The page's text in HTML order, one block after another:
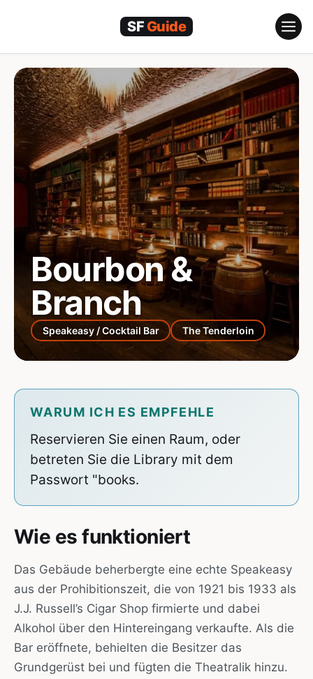
Bourbon &
Branch
Speakeasy / Cocktail Bar The Tenderloin
Wie es funktioniert
Das Gebäude beherbergte eine echte Speakeasy
aus der Prohibitionszeit, die von 1921 bis 1933 als
J.J. Russell’s Cigar Shop firmierte und dabei
Alkohol über den Hintereingang verkaufte. Als die
Bar eröffnete, behielten die Besitzer das
Grundgerüst bei und fügten die Theatralik hinzu.
WARUM ICH ES EMPFEHLE
Reservieren Sie einen Raum, oder
betreten Sie die Library mit dem
Passwort "books.